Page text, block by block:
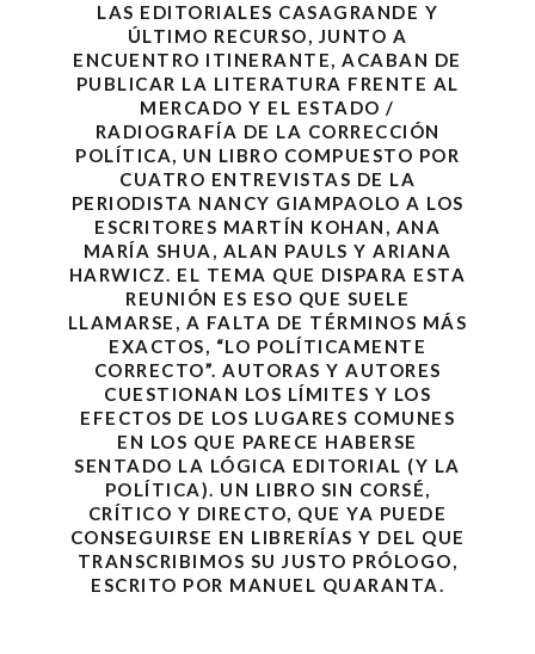
LAS EDITORIALES CASAGRANDE Y
ÚLTIMO RECURSO, JUNTO A
ENCUENTRO ITINERANTE, ACABAN DE
PUBLICAR LA LITERATURA FRENTE AL
MERCADO Y EL ESTADO /
RADIOGRAFÍA DE LA CORRECCIÓN
POLÍTICA, UN LIBRO COMPUESTO POR
CUATRO ENTREVISTAS DE LA
PERIODISTA NANCY GIAMPAOLO A LOS
ESCRITORES MARTÍN KOHAN, ANA
MARÍA SHUA, ALAN PAULS YARIANA
HARWICZ. EL TEMA QUE DISPARA ESTA
REUNIÓN ES ESO QUE SUELE
LLAMARSE, A FALTA DE TÉRMINOS MÁS
EXACTOS, “LO POLÍTICAMENTE
CORRECTO”. AUTORAS Y AUTORES
CUESTIONAN LOS LÍMITES Y LOS
EFECTOS DE LOS LUGARES COMUNES
EN LOS QUE PARECE HABERSE
SENTADO LA LÓGICA EDITORIAL (Y LA
POLÍTICA). UN LIBRO SIN CORSÉ,
CRÍTICO Y DIRECTO, QUE YA PUEDE
CONSEGUIRSE EN LIBRERÍAS Y DEL QUE
TRANSCRIBIMOS SU JUSTO PRÓLOGO,
ESCRITO POR MANUEL QUARANTA.